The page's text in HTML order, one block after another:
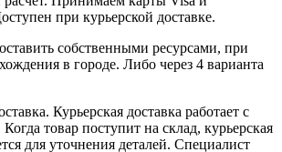
при курьерской доставке.
собственными ресурсами, при
в городе. Либо через 4 варианта
Курьерская доставка работает с
товар поступит на склад, курьерская
для уточнения деталей. Специалист